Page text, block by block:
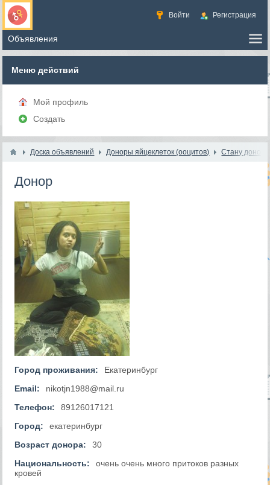
Войти Регистрация
Меню действий
Мой профиль
Создать
Доска объявлений Доноры яйцеклеток (ооцитов) Стану
Донор
Город проживания:
Екатеринбург
Email:
nikotjn1988@mail.ru
Телефон:
89126017121
Город:
екатеринбург
Возраст донора:
30
Национальность:
очень очень много притоков разных
кровей